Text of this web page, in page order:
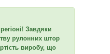
Завдяки
рулонних штор
виробу, що